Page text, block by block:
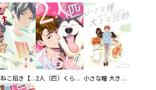
化けねこ招き【描きおろし付合冊版】 2人（匹）くらし。 小さな瞳 大きな鼓動